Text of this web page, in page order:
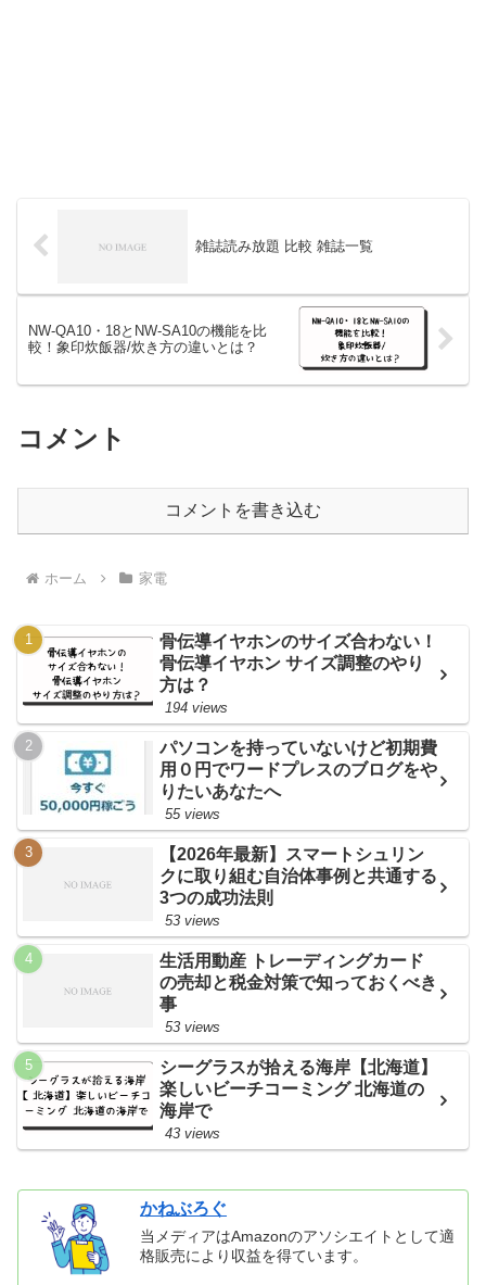
雑誌読み放題 比較 雑誌一覧
NW-QA10・18とNW-SA10の機能を比
較！象印炊飯器/炊き方の違いとは？
コメント
コメントを書き込む
ホーム 家電
骨伝導イヤホンのサイズ合わない！
骨伝導イヤホン サイズ調整のやり
方は？
194 views
パソコンを持っていないけど初期費
用０円でワードプレスのブログをや
りたいあなたへ
55 views
【2026年最新】スマートシュリン
クに取り組む自治体事例と共通する
3つの成功法則
53 views
生活用動産 トレーディングカード
の売却と税金対策で知っておくべき
事
53 views
シーグラスが拾える海岸【北海道】
楽しいビーチコーミング 北海道の
海岸で
43 views
かねぶろぐ
当メディアはAmazonのアソシエイトとして適
格販売により収益を得ています。